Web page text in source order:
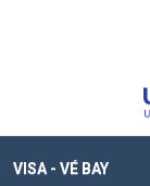
VISA - VÉ BAY